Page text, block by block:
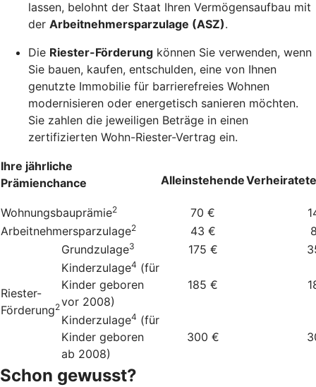
lassen, belohnt der Staat Ihren Vermögensaufbau mit
der Arbeitnehmersparzulage (ASZ).
Die Riester-Förderung können Sie verwenden, wenn
Sie bauen, kaufen, entschulden, eine von Ihnen
genutzte Immobilie für barrierefreies Wohnen
modernisieren oder energetisch sanieren möchten.
Sie zahlen die jeweiligen Beträge in einen
zertifizierten Wohn-Riester-Vertrag ein.
Ihre jährliche
Prämienchance
Alleinstehende
Wohnungsbauprämie2 70 €
Arbeitnehmersparzulage2 43 €
Riester-
Förderung2
Grundzulage3 175 €
Kinderzulage4 (für
Kinder geboren
vor 2008)
185 €
Kinderzulage4 (für
Kinder geboren
ab 2008)
300 €
Schon gewusst?